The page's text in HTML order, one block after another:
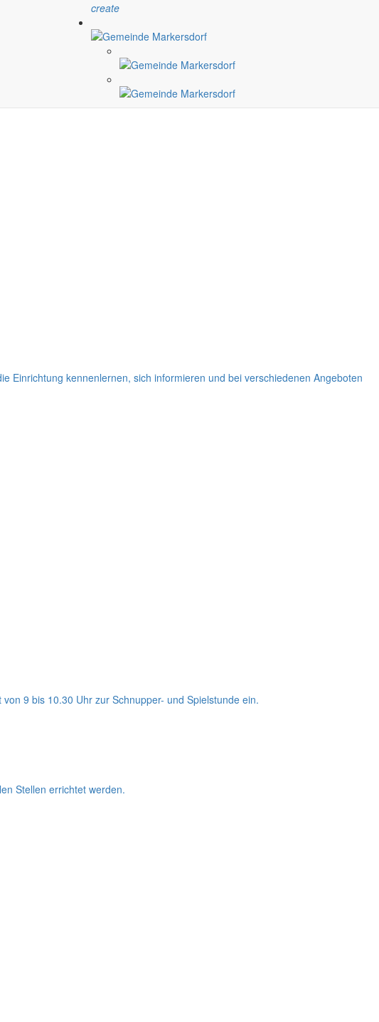
create
Einrichtung kennenlernen, sich informieren und bei verschiedenen Angeboten
9 bis 10.30 Uhr zur Schnupper- und Spielstunde ein.
Stellen errichtet werden.